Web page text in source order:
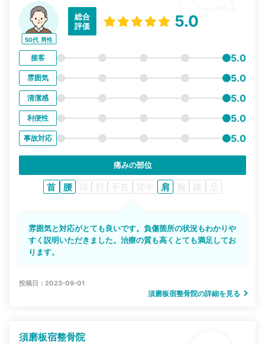
50代 男性
総合
評価
5.0
接客 5.0
雰囲気 5.0
清潔感 5.0
利便性 5.0
事故対応 5.0
痛みの部位
首 腰 頭 肘 手首 背中 肩 腕 膝 足
雰囲気と対応がとても良いです。負傷箇所の状況もわかりや
すく説明いただきました。治療の質も高くとても満足してお
ります。
投稿日：2023-09-01
須磨板宿整骨院の詳細を見る
須磨板宿整骨院